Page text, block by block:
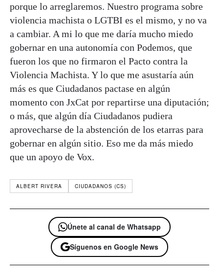
porque lo arreglaremos. Nuestro programa sobre
violencia machista o LGTBI es el mismo, y no va
a cambiar. A mi lo que me daría mucho miedo
gobernar en una autonomía con Podemos, que
fueron los que no firmaron el Pacto contra la
Violencia Machista. Y lo que me asustaría aún
más es que Ciudadanos pactase en algún
momento con JxCat por repartirse una diputación;
o más, que algún día Ciudadanos pudiera
aprovecharse de la abstención de los etarras para
gobernar en algún sitio. Eso me da más miedo
que un apoyo de Vox.
ALBERT RIVERA CIUDADANOS (CS)
Únete al canal de Whatsapp
Síguenos en Google News